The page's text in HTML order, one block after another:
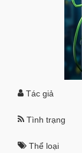
Tác giả
Tình trạng
Thể loại